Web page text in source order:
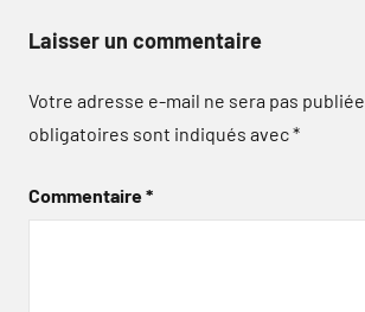
Laisser un commentaire
Votre adresse e-mail ne sera pas publiée.
obligatoires sont indiqués avec*
Commentaire*